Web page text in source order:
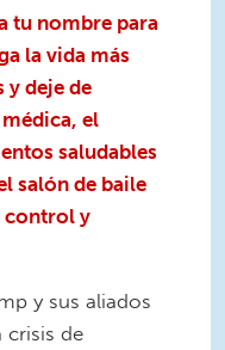
tu nombre para
la vida más
y deje de
el
saludables
salón de baile
control y
y sus aliados
crisis de